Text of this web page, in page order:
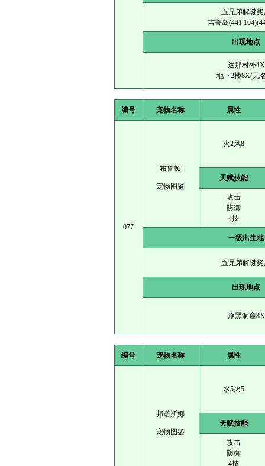
五兄弟解谜
吉鲁岛
出现地点
达那村外4X
地下2楼8X(无
编号 宠物名称 属性
077
布鲁顿
宠物图鉴
火2风8
天赋技能
攻击
防御
4技
一级出生地
五兄弟解谜
出现地点
漆黑洞窟8X
编号 宠物名称 属性
邦诺斯娜
宠物图鉴
水5火5
天赋技能
攻击
防御
4技